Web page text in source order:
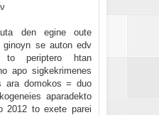
den egine oute
ginoyn se auton edv
periptero htan
apo sigkekrimenes
ara domokos = duo
aparadekto
2012 to exete parei